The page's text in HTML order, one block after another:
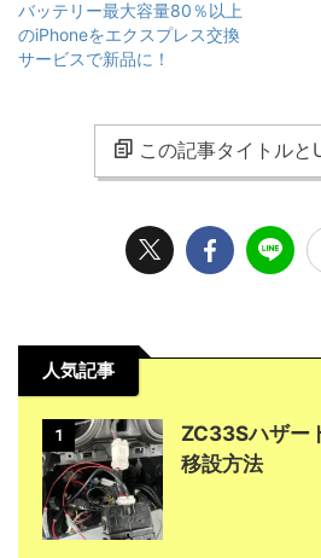
バッテリー最大容量80％以上
のiPhoneをエクスプレス交換
サービスで新品に！
この記事タイトルと
人気記事
1
ZC33Sハザー
移設方法